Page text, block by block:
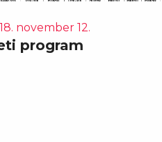
november 12.
program